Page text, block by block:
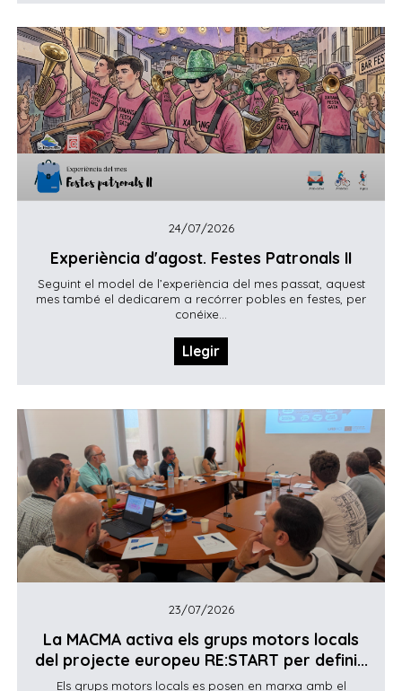
24/07/2026
Experiència d'agost. Festes Patronals II
Seguint el model de l’experiència del mes passat, aquest
mes també el dedicarem a recórrer pobles en festes, per
conéixe...
Llegir
23/07/2026
La MACMA activa els grups motors locals
del projecte europeu RE:START per defini...
Els grups motors locals es posen en marxa amb el